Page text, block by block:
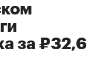
за ₽32,6